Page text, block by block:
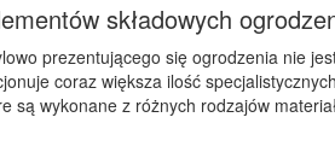
składowych
prezentującego się ogrodzenia nie
coraz większa ilość
są wykonane z różnych rodzajów